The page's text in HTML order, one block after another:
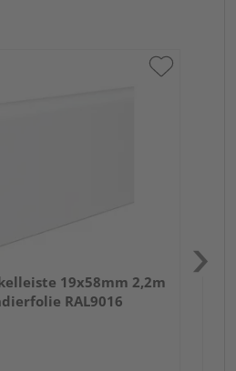
19x58mm 2,2m
RAL9016